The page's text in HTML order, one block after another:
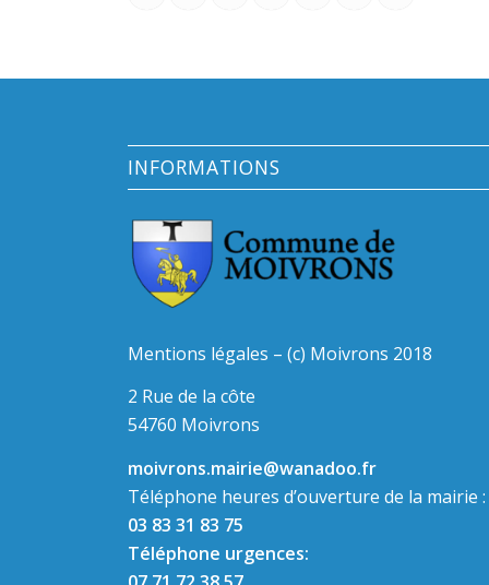
INFORMATIONS
Mentions légales – (c) Moivrons 2018
2 Rue de la côte
54760 Moivrons
moivrons.mairie@wanadoo.fr
Téléphone heures d’ouverture de la mairie :
03 83 31 83 75
Téléphone urgences: